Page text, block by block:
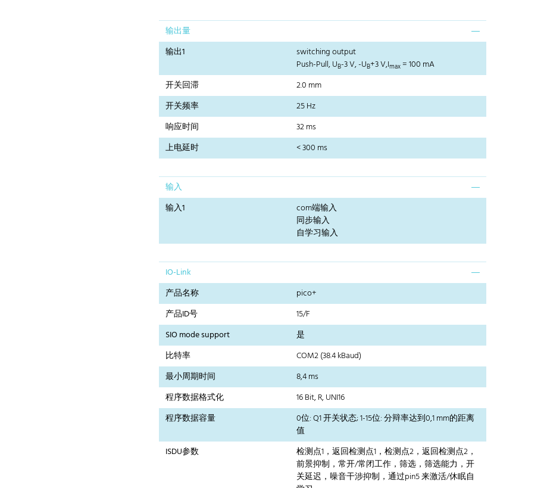
输出量
输出1
switching output
Push-Pull, UB-3 V, -UB+3 V,Imax= 100 mA
开关回滞
2.0 mm
开关频率
25 Hz
响应时间
32 ms
上电延时
< 300 ms
输入
输入1
com端输入
同步输入
自学习输入
IO-Link
产品名称
pico+
产品ID号
15/F
SIO mode support
是
比特率
COM2 (38.4 kBaud)
最小周期时间
8,4 ms
程序数据格式化
16 Bit, R, UNI16
程序数据容量
0位: Q1 开关状态; 1-15位: 分辩率达到0,1 mm的距离
值
ISDU参数
检测点1，返回检测点1，检测点2，返回检测点2，
前景抑制，常开/常闭工作，筛选，筛选能力，开
关延迟，噪音干涉抑制，通过pin5 来激活/休眠自